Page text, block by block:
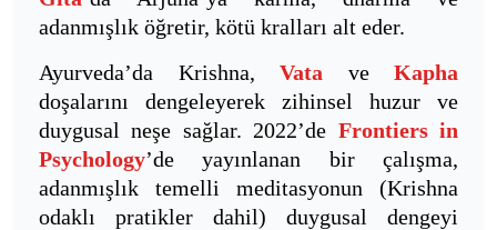
adanmışlık öğretir, kötü kralları alt eder.
Ayurveda’da Krishna, Vata ve Kapha
doşalarını dengeleyerek zihinsel huzur ve
duygusal neşe sağlar. 2022’de Frontiers in
Psychology’de yayınlanan bir çalışma,
adanmışlık temelli meditasyonun (Krishna
odaklı pratikler dahil) duygusal dengeyi